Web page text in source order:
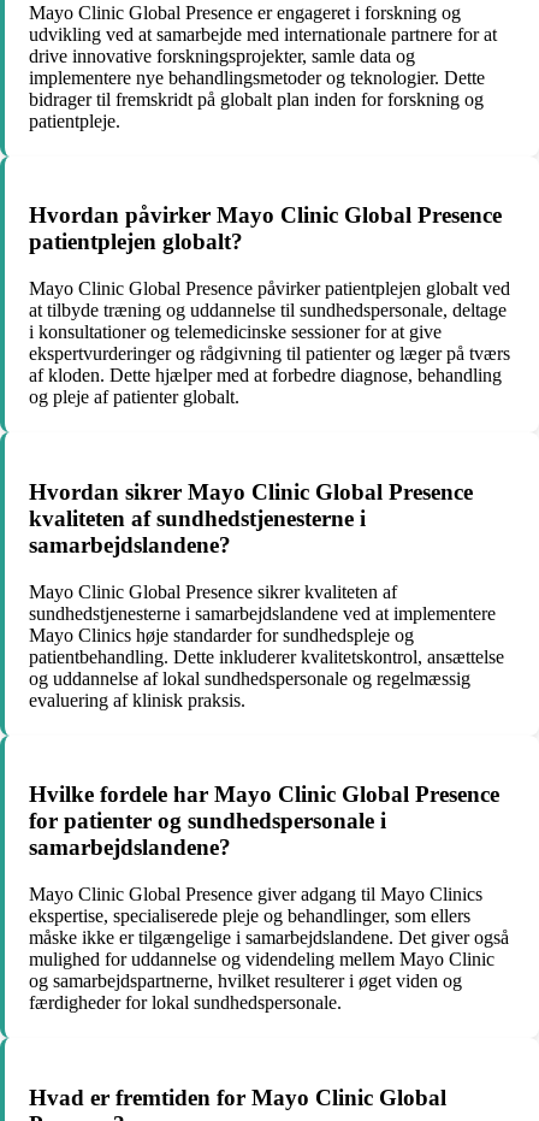
Mayo Clinic Global Presence er engageret i forskning og
udvikling ved at samarbejde med internationale partnere for at
drive innovative forskningsprojekter, samle data og
implementere nye behandlingsmetoder og teknologier. Dette
bidrager til fremskridt på globalt plan inden for forskning og
patientpleje.
Hvordan påvirker Mayo Clinic Global Presence
patientplejen globalt?
Mayo Clinic Global Presence påvirker patientplejen globalt ved
at tilbyde træning og uddannelse til sundhedspersonale, deltage
i konsultationer og telemedicinske sessioner for at give
ekspertvurderinger og rådgivning til patienter og læger på tværs
af kloden. Dette hjælper med at forbedre diagnose, behandling
og pleje af patienter globalt.
Hvordan sikrer Mayo Clinic Global Presence
kvaliteten af sundhedstjenesterne i
samarbejdslandene?
Mayo Clinic Global Presence sikrer kvaliteten af
sundhedstjenesterne i samarbejdslandene ved at implementere
Mayo Clinics høje standarder for sundhedspleje og
patientbehandling. Dette inkluderer kvalitetskontrol, ansættelse
og uddannelse af lokal sundhedspersonale og regelmæssig
evaluering af klinisk praksis.
Hvilke fordele har Mayo Clinic Global Presence
for patienter og sundhedspersonale i
samarbejdslandene?
Mayo Clinic Global Presence giver adgang til Mayo Clinics
ekspertise, specialiserede pleje og behandlinger, som ellers
måske ikke er tilgængelige i samarbejdslandene. Det giver også
mulighed for uddannelse og videndeling mellem Mayo Clinic
og samarbejdspartnerne, hvilket resulterer i øget viden og
færdigheder for lokal sundhedspersonale.
Hvad er fremtiden for Mayo Clinic Global